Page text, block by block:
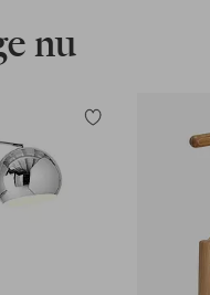
nu
Tilføj